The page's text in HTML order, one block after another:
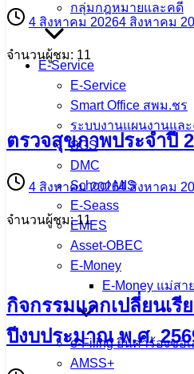
กลุ่มกฎหมายและคดี
E-Service
E-Service
Smart Office สพม.ชร
ระบบงานแผนงานแล
SGS
DMC
School MIS
E-Seass
EMES
Asset-OBEC
E-Money
E-Money แม่สาย
e-Filing ยื่นคำร้องขอ
AMSS+
4 สิงหาคม 20264 สิงหาคม
จำนวนผู้ชม: 11
ตรวจสุขภาพประจำปี
4 สิงหาคม 20264 สิงหาคม
จำนวนผู้ชม: 11
กิจกรรมแลกเปลี่ยนเ
ปีงบประมาณ พ.ศ.